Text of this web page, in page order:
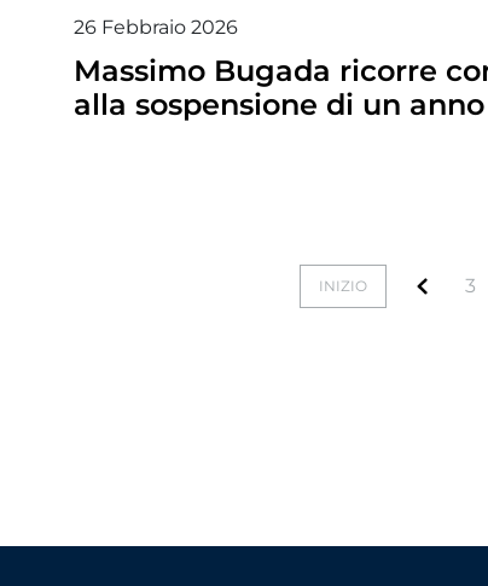
26 Febbraio 2026
Massimo Bugada ricorre
alla sospensione di un anno
INIZIO 3